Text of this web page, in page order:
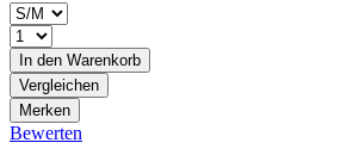
In den Warenkorb
Vergleichen
Merken
Bewerten